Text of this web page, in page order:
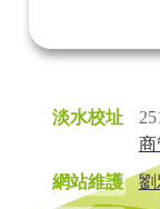
淡水校址
商
網站維護
劉